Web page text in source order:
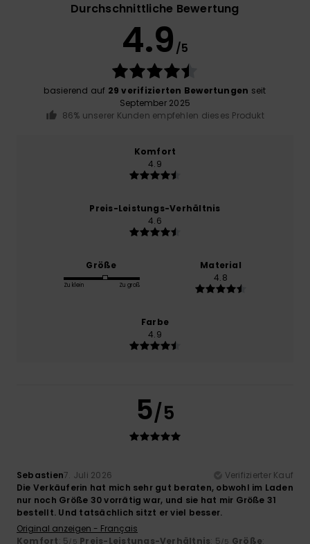
Durchschnittliche Bewertung
4.9 /5
basierend auf 29 verifizierten Bewertungen seit
September 2025
86% unserer Kunden empfehlen dieses Produkt
Komfort
4.9
Preis-Leistungs-Verhältnis
4.6
Größe
Zu klein Zu groß
Material
4.8
Farbe
4.9
5/5
Sebastien7. Juli 2026
Verifizierter Kauf
Die Verkäuferin hat mich sehr gut beraten, obwohl im Laden
nur noch Größe 30 vorrätig war, und sie hat mir Größe 31
bestellt. Und tatsächlich sitzt er viel besser.
Original anzeigen - Français
Komfort: 5/5 Preis-Leistungs-Verhältnis: 5/5 Größe: